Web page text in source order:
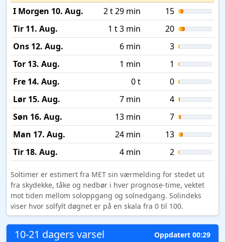
I Morgen 10. Aug.
2 t 29 min
15
Tir 11. Aug.
1 t 3 min
20
Ons 12. Aug.
6 min
3
Tor 13. Aug.
1 min
1
Fre 14. Aug.
0 t
0
Lør 15. Aug.
7 min
4
Søn 16. Aug.
13 min
7
Man 17. Aug.
24 min
13
Tir 18. Aug.
4 min 2
Soltimer er estimert fra MET sin værmelding for stedet ut
fra skydekke, tåke og nedbør i hver prognose-time, vektet
mot tiden mellom soloppgang og solnedgang. Solindeks
viser hvor solfylt døgnet er på en skala fra 0 til 100.
10-21 dagers varsel Oppdatert 00:29